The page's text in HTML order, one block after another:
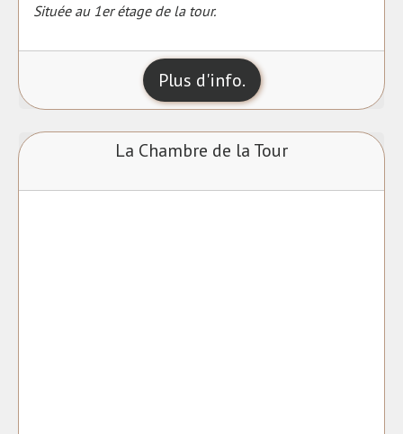
Située au 1er étage de la tour.
Plus d'info.
La Chambre de la Tour